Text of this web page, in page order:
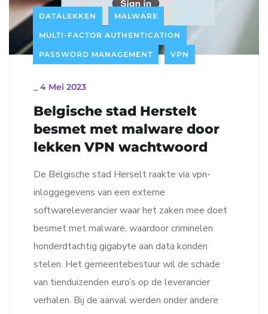
DATALEKKEN MALWARE
MULTI-FACTOR AUTHENTICATION
PASSWORD MANAGEMENT VPN
4 Mei 2023
Belgische stad Herstelt
besmet met malware door
lekken VPN wachtwoord
De Belgische stad Herselt raakte via vpn-
inloggegevens van een externe
softwareleverancier waar het zaken mee doet
besmet met malware, waardoor criminelen
honderdtachtig gigabyte aan data konden
stelen. Het gemeentebestuur wil de schade
van tienduizenden euro’s op de leverancier
verhalen. Bij de aanval werden onder andere